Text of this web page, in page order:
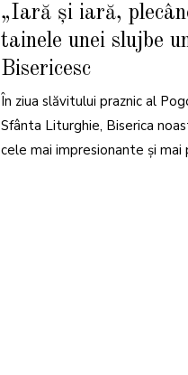
A
2
0
6
„Iară și iară,
tainele unei slujbe
Bisericesc
În ziua slăvitului praznic al
Sfânta Liturghie, Biserica
cele mai impresionante și mai